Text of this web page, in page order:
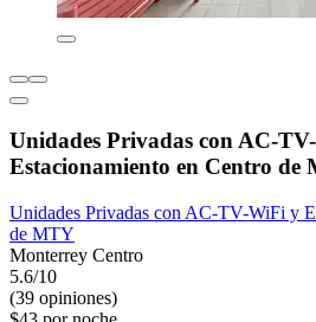
Unidades Privadas con AC-
Estacionamiento en Centro de
Unidades Privadas con AC-TV-WiFi y
de MTY
Monterrey Centro
5.6/10
(39 opiniones)